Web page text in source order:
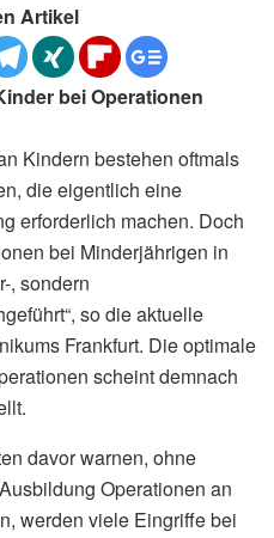
Artikel
bei Operationen
Kindern bestehen oftmals
die eigentlich eine
erforderlich machen. Doch
bei Minderjährigen in
, sondern
so die aktuelle
Frankfurt. Die optimale
scheint demnach
davor warnen, ohne
Operationen an
werden viele Eingriffe bei